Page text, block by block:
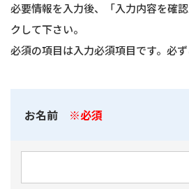
必要情報を入力後、「入力内容を確
クして下さい。
必須の項目は入力必須項目です。必ず
お名前 ※必須